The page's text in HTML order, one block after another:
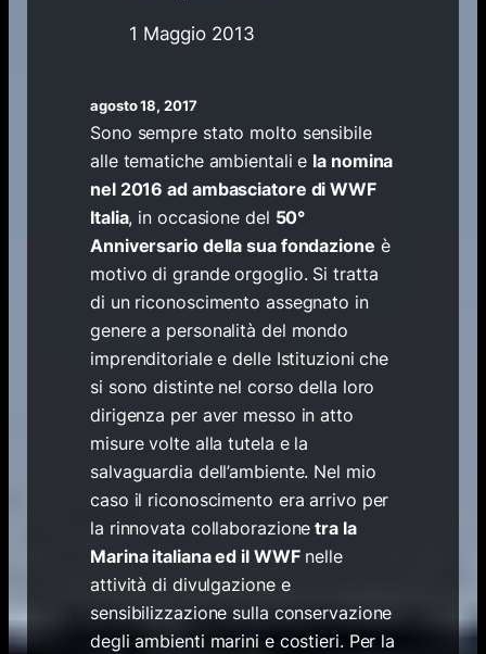
1 Maggio 2013
agosto 18, 2017
Sono sempre stato molto sensibile
alle tematiche ambientali e la nomina
nel 2016 ad ambasciatore di WWF
Italia, in occasione del 50°
Anniversario della sua fondazione è
motivo di grande orgoglio. Si tratta
di un riconoscimento assegnato in
genere a personalità del mondo
imprenditoriale e delle Istituzioni che
si sono distinte nel corso della loro
dirigenza per aver messo in atto
misure volte alla tutela e la
salvaguardia dell’ambiente. Nel mio
caso il riconoscimento era arrivo per
la rinnovata collaborazione tra la
Marina italiana ed il WWFnelle
attività di divulgazione e
sensibilizzazione sulla conservazione
degli ambienti marini e costieri. Per la